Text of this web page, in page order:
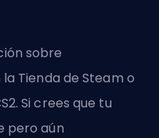
sobre
Tienda de Steam o
Si crees que tu
pero aún